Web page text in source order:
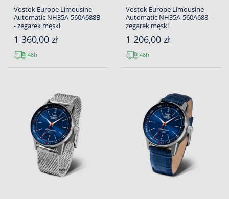
Vostok Europe Limousine
Automatic NH35A-560A688B
- zegarek męski
1 360,00 zł
48h
Vostok Europe Limousine
Automatic NH35A-560A688 -
zegarek męski
1 206,00 zł
48h